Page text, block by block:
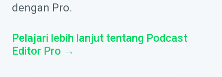
dengan Pro.
Pelajari lebih lanjut tentang Podcast
Editor Pro →